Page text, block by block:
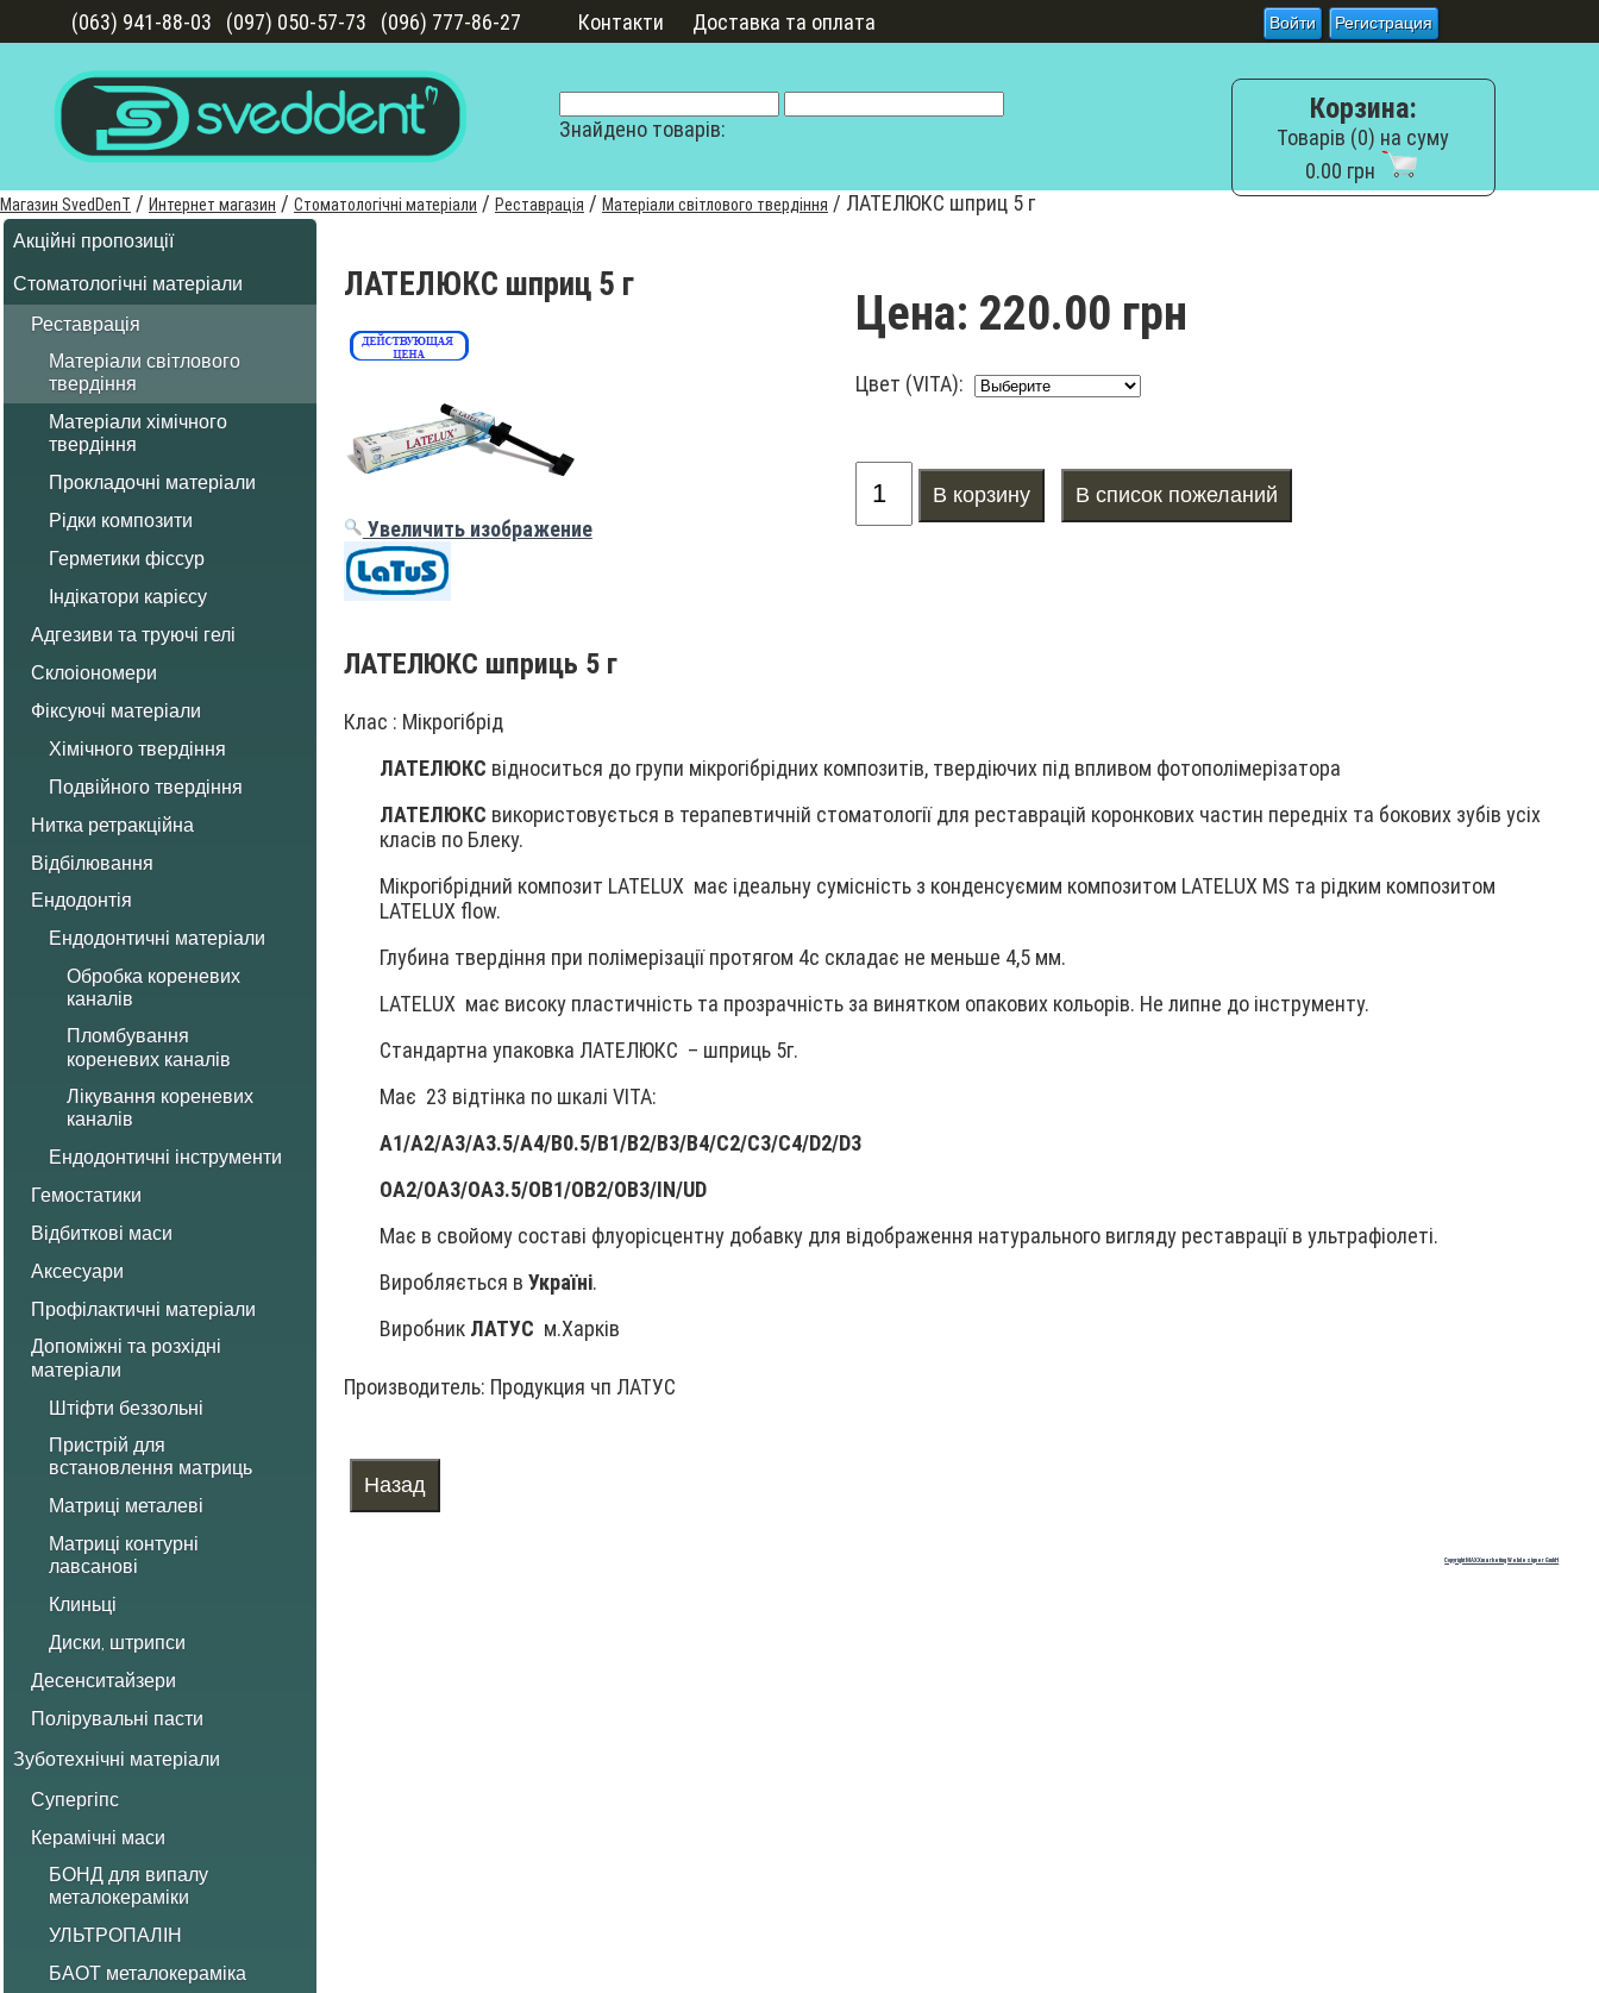
Войти Регистрация
(063) 941-88-03 (097) 050-57-73 (096) 777-86-27 Контакти Доставка та оплата
Знайдено товарів:
Корзина:
Товарів (0) на суму
0.00 грн
Магазин SvedDenT / Интернет магазин / Стоматологічні матеріали / Реставрація / Матеріали світлового твердіння / ЛАТЕЛЮКС шприц 5 г
Акційні пропозиції
Стоматологічні матеріали
Реставрація
Матеріали світлового
твердіння
Матеріали хімічного
твердіння
Прокладочні матеріали
Рідки композити
Герметики фіссур
Індікатори карієсу
Адгезиви та труючі гелі
Склоіономери
Фіксуючі матеріали
Хімічного твердіння
Подвійного твердіння
Нитка ретракційна
Відбілювання
Ендодонтія
Ендодонтичні матеріали
Обробка кореневих
каналів
Пломбування
кореневих каналів
Лікування кореневих
каналів
Ендодонтичні інструменти
Гемостатики
Відбиткові маси
Аксесуари
Профілактичні матеріали
Допоміжні та розхідні
матеріали
Штіфти беззольні
Пристрій для
встановлення матриць
Матриці металеві
Матриці контурні
лавсанові
Клиньці
Диски, штрипси
Десенситайзери
Полірувальні пасти
Зуботехнічні матеріали
Супергіпс
Керамічні маси
БОНД для випалу
металокераміки
УЛЬТРОПАЛІН
БАОТ металокераміка
ЛАТЕЛЮКС шприц 5 г
Увеличить изображение
Цена: 220.00 грн
Цвет (VITA):
ЛАТЕЛЮКС шприць 5 г
Клас : Мікрогібрід
ЛАТЕЛЮКС відноситься до групи мікрогібрідних композитів, твердіючих під впливом фотополімерізатора
ЛАТЕЛЮКС використовується в терапевтичній стоматології для реставрацій коронкових частин передніх та бокових зубів усіх
класів по Блеку.
Мікрогібрідний композит LATELUX має ідеальну сумісність з конденсуємим композитом LATELUX MS та рідким композитом
LATELUX flow.
Глубина твердіння при полімерізації протягом 4с складає не меньше 4,5 мм.
LATELUX має високу пластичність та прозрачність за винятком опакових кольорів. Не липне до інструменту.
Стандартна упаковка ЛАТЕЛЮКС – шприць 5г.
Має 23 відтінка по шкалі VITA:
A1/A2/A3/A3.5/A4/B0.5/B1/B2/B3/B4/C2/C3/C4/D2/D3
OA2/OA3/OA3.5/OB1/OB2/OB3/IN/UD
Має в свойому составі флуорісцентну добавку для відображення натурального вигляду реставрації в ультрафіолеті.
Виробляється в Україні.
Виробник ЛАТУС м.Харків
Производитель: Продукция чп ЛАТУС
Copyright MAXXmarketing Webdesigner GmbH